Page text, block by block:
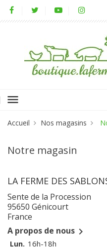
menu
Accueil Nos magasins
Notre magasin
LA FERME DES
Sente de la Procession
95650 Génicourt
France
A propos de nous 
Lun. 16h-18h